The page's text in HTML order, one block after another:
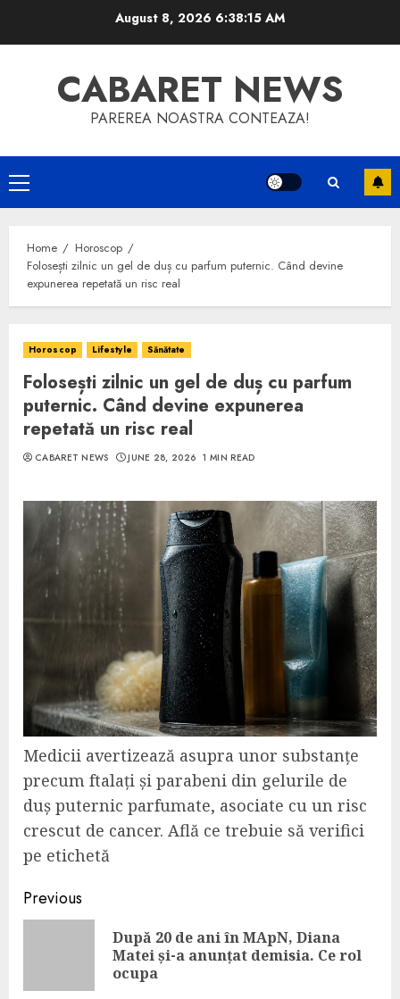
August 8, 2026 6:38:15 AM
CABARET NEWS
PAREREA NOASTRA CONTEAZA!
Primary
Menu
Home
Horoscop
Folosești zilnic un gel de duș cu parfum puternic. Când devine
expunerea repetată un risc real
Horoscop Lifestyle Sănătate
Folosești zilnic un gel de duș cu parfum
puternic. Când devine expunerea
repetată un risc real
CABARET NEWS JUNE 28, 2026 1 MIN READ
Medicii avertizează asupra unor substanțe
precum ftalați și parabeni din gelurile de
duș puternic parfumate, asociate cu un risc
crescut de cancer. Află ce trebuie să verifici
pe etichetă
Continue
Reading
Previous
După 20 de ani în MApN, Diana
Matei și-a anunțat demisia. Ce rol
ocupa